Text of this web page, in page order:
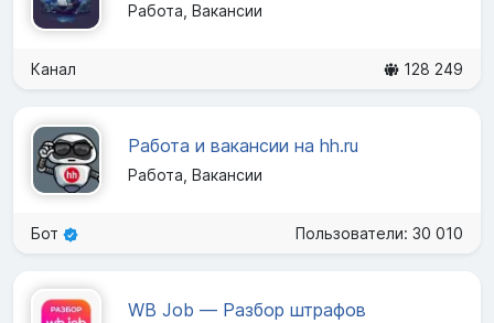
Работа, Вакансии
Канал 128 249
Работа и вакансии на hh.ru
Работа, Вакансии
Бот Пользователи: 30 010
WB Job — Разбор штрафов